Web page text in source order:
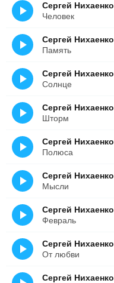
Сергей Нихаенко
Человек
Сергей Нихаенко
Память
Сергей Нихаенко
Солнце
Сергей Нихаенко
Шторм
Сергей Нихаенко
Полюса
Сергей Нихаенко
Мысли
Сергей Нихаенко
Февраль
Сергей Нихаенко
От любви
Сергей Нихаенко